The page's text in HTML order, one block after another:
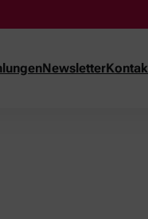
Newsletter